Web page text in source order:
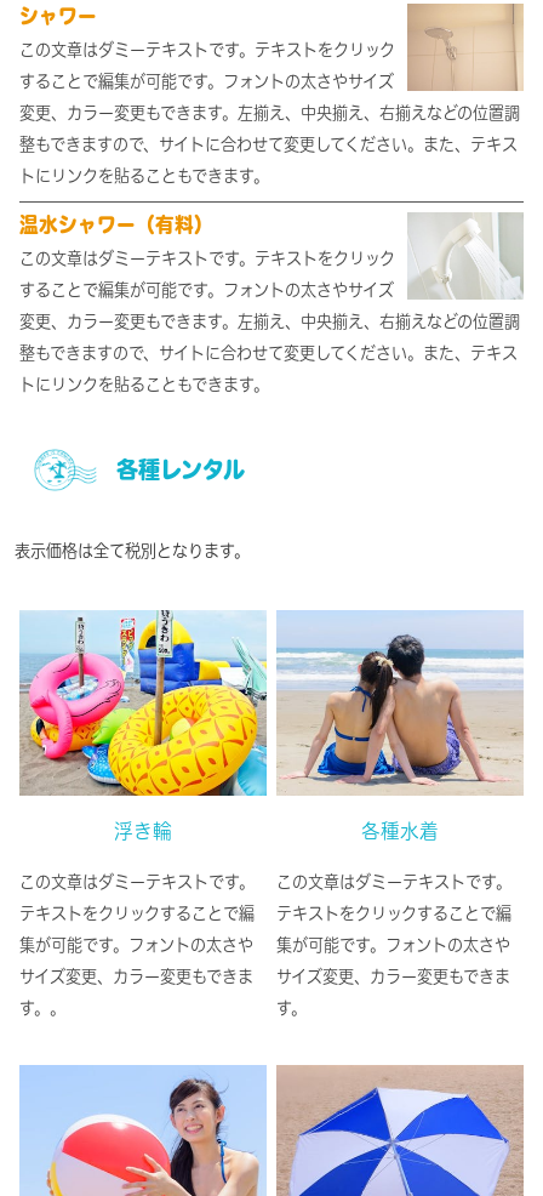
シャワー
この文章はダミーテキストです。テキストをクリック
することで編集が可能です。フォントの太さやサイズ
変更、カラー変更もできます。左揃え、中央揃え、右揃えなどの位置調
整もできますので、サイトに合わせて変更してください。また、テキス
トにリンクを貼ることもできます。
温水シャワー（有料）
この文章はダミーテキストです。テキストをクリック
することで編集が可能です。フォントの太さやサイズ
変更、カラー変更もできます。左揃え、中央揃え、右揃えなどの位置調
整もできますので、サイトに合わせて変更してください。また、テキス
トにリンクを貼ることもできます。
各種レンタル
表示価格は全て税別となります。
浮き輪
この文章はダミーテキストです。
テキストをクリックすることで編
集が可能です。フォントの太さや
サイズ変更、カラー変更もできま
す。。
各種水着
この文章はダミーテキストです。
テキストをクリックすることで編
集が可能です。フォントの太さや
サイズ変更、カラー変更もできま
す。